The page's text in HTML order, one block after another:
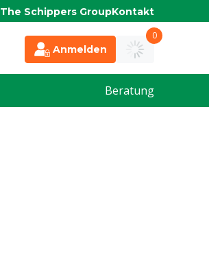
The Schippers GroupKontakt
Anmelden
0
Beratung